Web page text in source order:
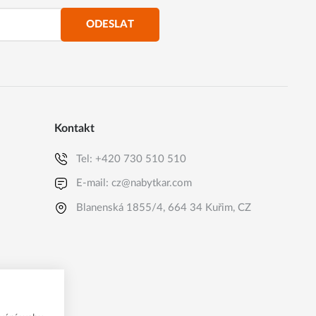
ODESLAT
Kontakt
Tel: +420 730 510 510
E-mail:cz@nabytkar.com
Blanenská 1855/4, 664 34 Kuřim, CZ